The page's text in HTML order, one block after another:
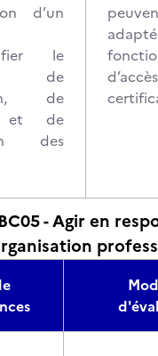
d’un
le
de
de
et de
des
- Agir en